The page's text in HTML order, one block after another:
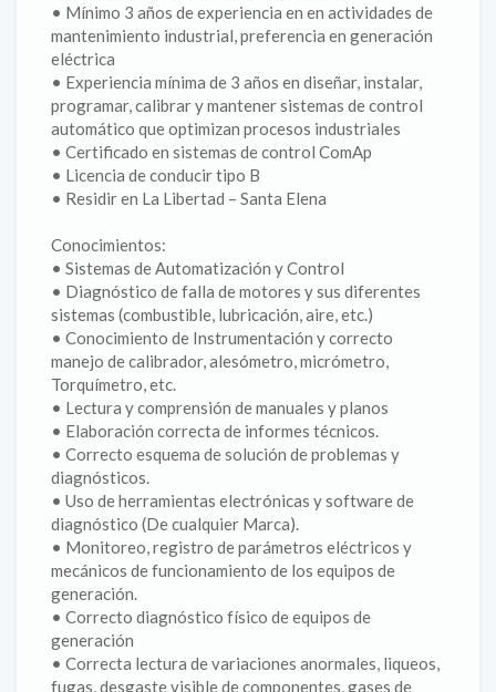
• Mínimo 3 años de experiencia en en actividades de
mantenimiento industrial, preferencia en generación
eléctrica
• Experiencia mínima de 3 años en diseñar, instalar,
programar, calibrar y mantener sistemas de control
automático que optimizan procesos industriales
• Certificado en sistemas de control ComAp
• Licencia de conducir tipo B
• Residir en La Libertad – Santa Elena
Conocimientos:
• Sistemas de Automatización y Control
• Diagnóstico de falla de motores y sus diferentes
sistemas (combustible, lubricación, aire, etc.)
• Conocimiento de Instrumentación y correcto
manejo de calibrador, alesómetro, micrómetro,
Torquímetro, etc.
• Lectura y comprensión de manuales y planos
• Elaboración correcta de informes técnicos.
• Correcto esquema de solución de problemas y
diagnósticos.
• Uso de herramientas electrónicas y software de
diagnóstico (De cualquier Marca).
• Monitoreo, registro de parámetros eléctricos y
mecánicos de funcionamiento de los equipos de
generación.
• Correcto diagnóstico físico de equipos de
generación
• Correcta lectura de variaciones anormales, liqueos,
fugas, desgaste visible de componentes, gases de